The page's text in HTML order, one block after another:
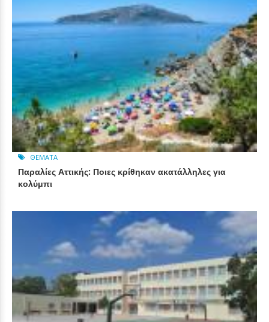
ΘΈΜΑΤΑ
Παραλίες Αττικής: Ποιες κρίθηκαν ακατάλληλες για
κολύμπι